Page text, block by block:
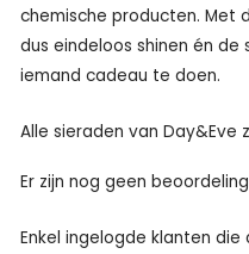
chemische producten. Met
dus eindeloos shinen én
iemand cadeau te doen.
Alle sieraden van Day&Eve
Er zijn nog geen
Enkel ingelogde klanten